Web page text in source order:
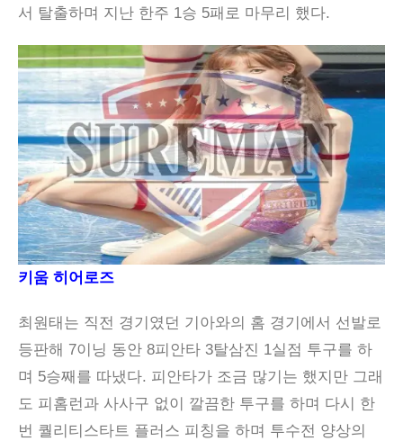
서 탈출하며 지난 한주 1승 5패로 마무리 했다.
키움 히어로즈
최원태는 직전 경기였던 기아와의 홈 경기에서 선발로
등판해 7이닝 동안 8피안타 3탈삼진 1실점 투구를 하
며 5승째를 따냈다. 피안타가 조금 많기는 했지만 그래
도 피홈런과 사사구 없이 깔끔한 투구를 하며 다시 한
번 퀄리티스타트 플러스 피칭을 하며 투수전 양상의